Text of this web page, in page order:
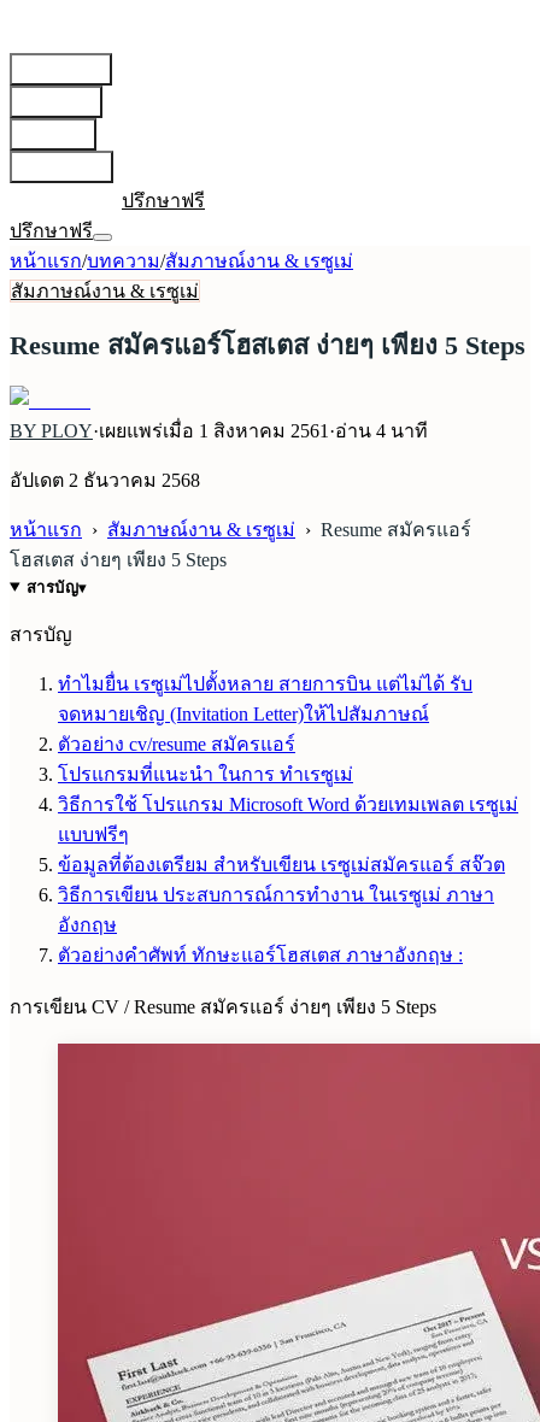
ปรึกษาฟรี
ปรึกษาฟรี
หน้าแรก/บทความ/สัมภาษณ์งาน & เรซูเม่
สัมภาษณ์งาน & เรซูเม่
Resume สมัครแอร์โฮสเตส ง่ายๆ เพียง 5 Steps
BY PLOY·เผยแพร่เมื่อ 1 สิงหาคม 2561 ·อ่าน 4 นาที
อัปเดต 2 ธันวาคม 2568
หน้าแรก › สัมภาษณ์งาน & เรซูเม่ › Resume สมัครแอร์
โฮสเตส ง่ายๆ เพียง 5 Steps
สารบัญ▾
สารบัญ
ทำไมยื่น เรซูเม่ไปตั้งหลาย สายการบิน แต่ไม่ได้ รับ
จดหมายเชิญ (Invitation Letter)ให้ไปสัมภาษณ์
ตัวอย่าง cv/resume สมัครแอร์
โปรแกรมที่แนะนำ ในการ ทำเรซูเม่
วิธีการใช้ โปรแกรม Microsoft Word ด้วยเทมเพลต เรซูเม่
แบบฟรีๆ
ข้อมูลที่ต้องเตรียม สำหรับเขียน เรซูเม่สมัครแอร์ สจ๊วต
วิธีการเขียน ประสบการณ์การทำงาน ในเรซูเม่ ภาษา
อังกฤษ
ตัวอย่างคำศัพท์ ทักษะแอร์โฮสเตส ภาษาอังกฤษ :
การเขียน CV / Resume สมัครแอร์ ง่ายๆ เพียง 5 Steps